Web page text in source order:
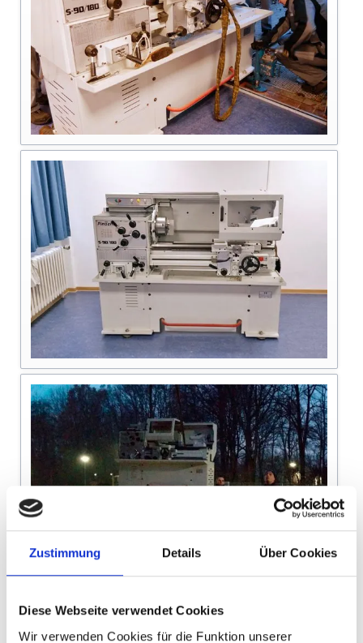
Zustimmung Details Über Cookies
Diese Webseite verwendet Cookies
Wir verwenden Cookies für die Funktion unserer